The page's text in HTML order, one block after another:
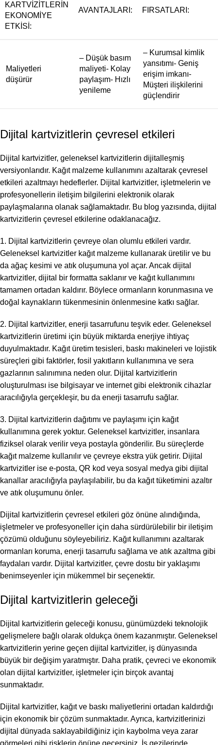
KARTVIZITLERIN
EKONOMIYE
ETKISI:
AVANTAJLARI: FIRSATLARI:
Maliyetleri
düşürür
– Düşük basım
maliyeti- Kolay
paylaşım- Hızlı
yenileme
– Kurumsal kimlik
yansıtımı- Geniş
erişim imkanı-
Müşteri ilişkilerini
güçlendirir
Dijital kartvizitlerin çevresel etkileri
Dijital kartvizitler, geleneksel kartvizitlerin dijitalleşmiş
versiyonlarıdır. Kağıt malzeme kullanımını azaltarak çevresel
etkileri azaltmayı hedeflerler. Dijital kartvizitler, işletmelerin ve
profesyonellerin iletişim bilgilerini elektronik olarak
paylaşmalarına olanak sağlamaktadır. Bu blog yazısında, dijital
kartvizitlerin çevresel etkilerine odaklanacağız.
1. Dijital kartvizitlerin çevreye olan olumlu etkileri vardır.
Geleneksel kartvizitler kağıt malzeme kullanarak üretilir ve bu
da ağaç kesimi ve atık oluşumuna yol açar. Ancak dijital
kartvizitler, dijital bir formatta saklanır ve kağıt kullanımını
tamamen ortadan kaldırır. Böylece ormanların korunmasına ve
doğal kaynakların tükenmesinin önlenmesine katkı sağlar.
2. Dijital kartvizitler, enerji tasarrufunu teşvik eder. Geleneksel
kartvizitlerin üretimi için büyük miktarda enerjiye ihtiyaç
duyulmaktadır. Kağıt üretim tesisleri, baskı makineleri ve lojistik
süreçleri gibi faktörler, fosil yakıtların kullanımına ve sera
gazlarının salınımına neden olur. Dijital kartvizitlerin
oluşturulması ise bilgisayar ve internet gibi elektronik cihazlar
aracılığıyla gerçekleşir, bu da enerji tasarrufu sağlar.
3. Dijital kartvizitlerin dağıtımı ve paylaşımı için kağıt
kullanımına gerek yoktur. Geleneksel kartvizitler, insanlara
fiziksel olarak verilir veya postayla gönderilir. Bu süreçlerde
kağıt malzeme kullanılır ve çevreye ekstra yük getirir. Dijital
kartvizitler ise e-posta, QR kod veya sosyal medya gibi dijital
kanallar aracılığıyla paylaşılabilir, bu da kağıt tüketimini azaltır
ve atık oluşumunu önler.
Dijital kartvizitlerin çevresel etkileri göz önüne alındığında,
işletmeler ve profesyoneller için daha sürdürülebilir bir iletişim
çözümü olduğunu söyleyebiliriz. Kağıt kullanımını azaltarak
ormanları koruma, enerji tasarrufu sağlama ve atık azaltma gibi
faydaları vardır. Dijital kartvizitler, çevre dostu bir yaklaşımı
benimseyenler için mükemmel bir seçenektir.
Dijital kartvizitlerin geleceği
Dijital kartvizitlerin geleceği konusu, günümüzdeki teknolojik
gelişmelere bağlı olarak oldukça önem kazanmıştır. Geleneksel
kartvizitlerin yerine geçen dijital kartvizitler, iş dünyasında
büyük bir değişim yaratmıştır. Daha pratik, çevreci ve ekonomik
olan dijital kartvizitler, işletmeler için birçok avantaj
sunmaktadır.
Dijital kartvizitler, kağıt ve baskı maliyetlerini ortadan kaldırdığı
için ekonomik bir çözüm sunmaktadır. Ayrıca, kartvizitlerinizi
dijital dünyada saklayabildiğiniz için kaybolma veya zarar
görmeleri gibi risklerin önüne geçersiniz. İş gezilerinde